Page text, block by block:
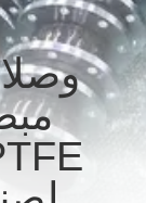
جولة
في
المعمل
مراقبة